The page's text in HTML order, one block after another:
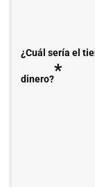
¿Cuál sería el
dinero?*